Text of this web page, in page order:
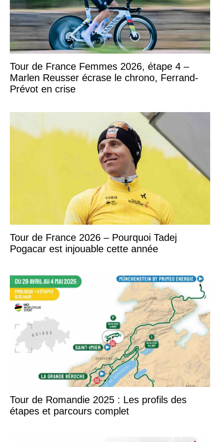
Tour de France Femmes 2026, étape 4 –
Marlen Reusser écrase le chrono, Ferrand-
Prévot en crise
Tour de France 2026 – Pourquoi Tadej
Pogacar est injouable cette année
Tour de Romandie 2025 : Les profils des
étapes et parcours complet